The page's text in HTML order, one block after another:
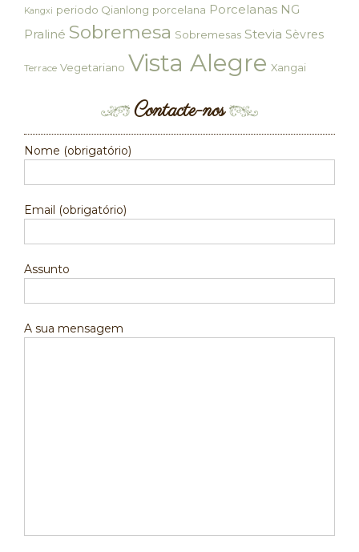
Kangxi periodo Qianlong porcelana Porcelanas NG
Praliné Sobremesa Sobremesas Stevia Sèvres
Terrace Vegetariano Vista Alegre Xangai
Contacte-nos
Nome (obrigatório)
Email (obrigatório)
Assunto
A sua mensagem